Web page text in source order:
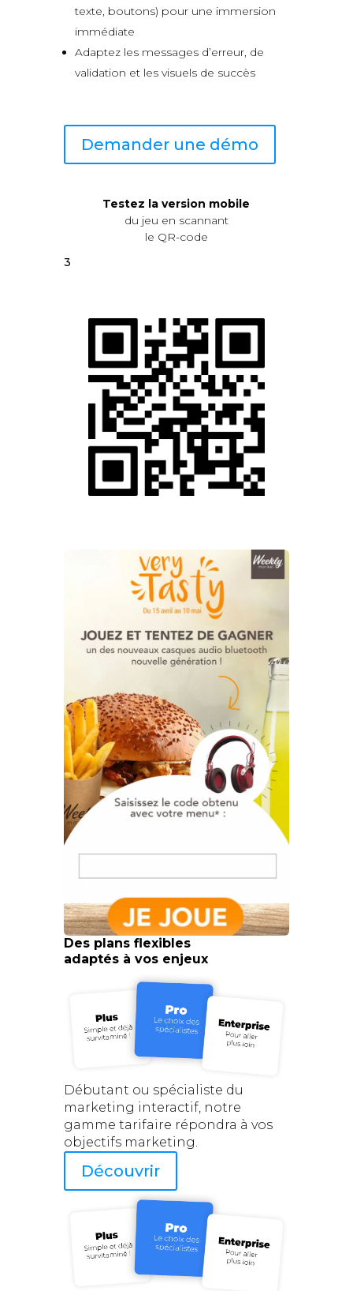
texte, boutons) pour une immersion
immédiate
Adaptez les messages d’erreur, de
validation et les visuels de succès
Demander une démo
Testez la version mobile
du jeu en scannant
le QR-code
3
Des plans flexibles
adaptés à vos enjeux
Débutant ou spécialiste du
marketing interactif, notre
gamme tarifaire répondra à vos
objectifs marketing.
Découvrir